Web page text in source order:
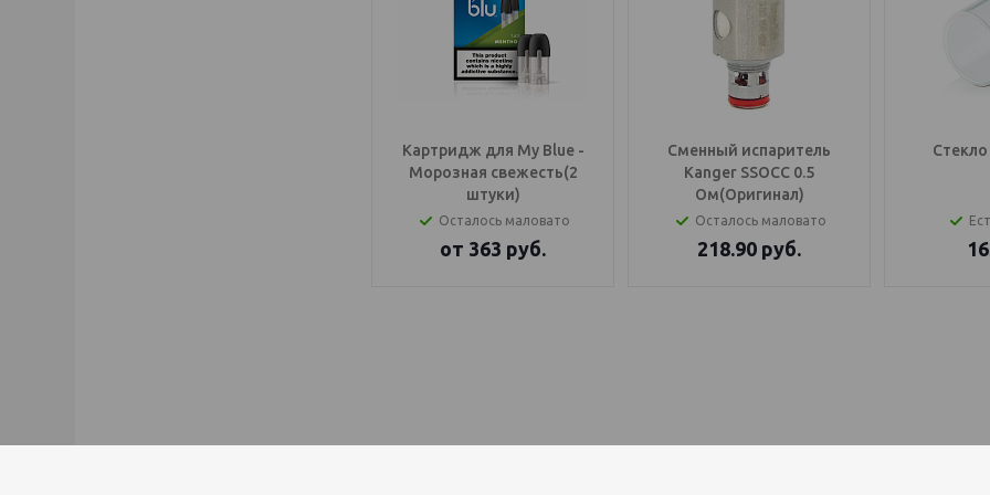
Картридж для My Blue -
Морозная свежесть(2
штуки)
Осталось маловато
от 363 руб.
Сменный испаритель
Kanger SSOCC 0.5
Ом(Оригинал)
Осталось маловато
218.90 руб.
Стекло